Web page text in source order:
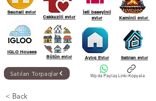
Saunali evlər
IGLO Houses
Cakkuzili evlər
Bütün evlər
İsti baseyinli
evlər
Aylıq Evlər
Kaminli evlər
Satılan evlər
Wp da PaylaşLinki Kopyala
Satılan Torpaqlar
< Back